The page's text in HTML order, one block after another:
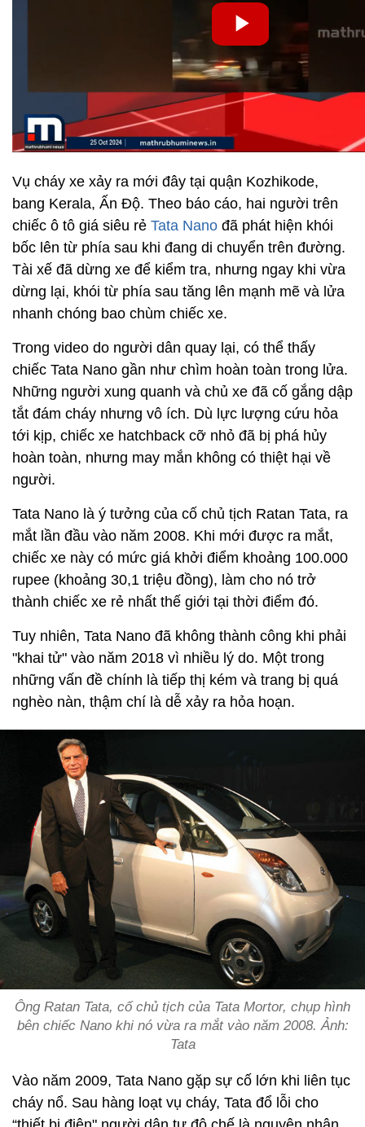
Vụ cháy xe xảy ra mới đây tại quận Kozhikode,
bang Kerala, Ấn Độ. Theo báo cáo, hai người trên
chiếc ô tô giá siêu rẻ Tata Nano đã phát hiện khói
bốc lên từ phía sau khi đang di chuyển trên đường.
Tài xế đã dừng xe để kiểm tra, nhưng ngay khi vừa
dừng lại, khói từ phía sau tăng lên mạnh mẽ và lửa
nhanh chóng bao chùm chiếc xe.
Trong video do người dân quay lại, có thể thấy
chiếc Tata Nano gần như chìm hoàn toàn trong lửa.
Những người xung quanh và chủ xe đã cố gắng dập
tắt đám cháy nhưng vô ích. Dù lực lượng cứu hỏa
tới kịp, chiếc xe hatchback cỡ nhỏ đã bị phá hủy
hoàn toàn, nhưng may mắn không có thiệt hại về
người.
Tata Nano là ý tưởng của cố chủ tịch Ratan Tata, ra
mắt lần đầu vào năm 2008. Khi mới được ra mắt,
chiếc xe này có mức giá khởi điểm khoảng 100.000
rupee (khoảng 30,1 triệu đồng), làm cho nó trở
thành chiếc xe rẻ nhất thế giới tại thời điểm đó.
Tuy nhiên, Tata Nano đã không thành công khi phải
"khai tử" vào năm 2018 vì nhiều lý do. Một trong
những vấn đề chính là tiếp thị kém và trang bị quá
nghèo nàn, thậm chí là dễ xảy ra hỏa hoạn.
Ông Ratan Tata, cố chủ tịch của Tata Mortor, chụp hình
bên chiếc Nano khi nó vừa ra mắt vào năm 2008. Ảnh:
Tata
Vào năm 2009, Tata Nano gặp sự cố lớn khi liên tục
cháy nổ. Sau hàng loạt vụ cháy, Tata đổ lỗi cho